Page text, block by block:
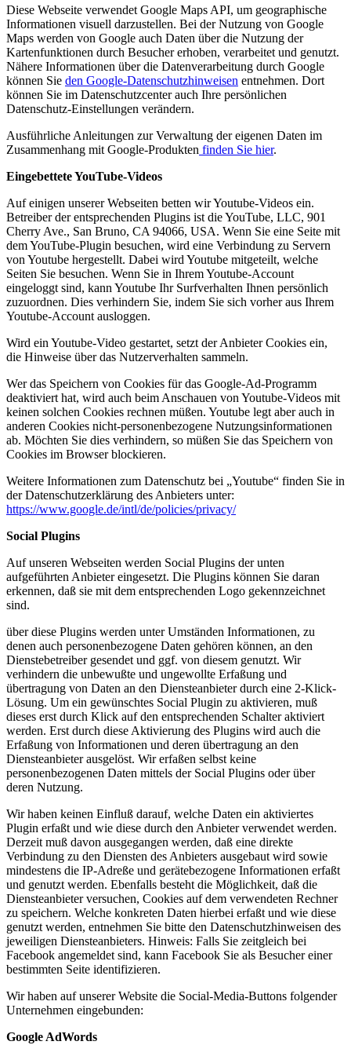
Diese Webseite verwendet Google Maps API, um geographische
Informationen visuell darzustellen. Bei der Nutzung von Google
Maps werden von Google auch Daten über die Nutzung der
Kartenfunktionen durch Besucher erhoben, verarbeitet und genutzt.
Nähere Informationen über die Datenverarbeitung durch Google
können Sie den Google-Datenschutzhinweisen entnehmen. Dort
können Sie im Datenschutzcenter auch Ihre persönlichen
Datenschutz-Einstellungen verändern.
Ausführliche Anleitungen zur Verwaltung der eigenen Daten im
Zusammenhang mit Google-Produkten finden Sie hier.
Eingebettete YouTube-Videos
Auf einigen unserer Webseiten betten wir Youtube-Videos ein.
Betreiber der entsprechenden Plugins ist die YouTube, LLC, 901
Cherry Ave., San Bruno, CA 94066, USA. Wenn Sie eine Seite mit
dem YouTube-Plugin besuchen, wird eine Verbindung zu Servern
von Youtube hergestellt. Dabei wird Youtube mitgeteilt, welche
Seiten Sie besuchen. Wenn Sie in Ihrem Youtube-Account
eingeloggt sind, kann Youtube Ihr Surfverhalten Ihnen persönlich
zuzuordnen. Dies verhindern Sie, indem Sie sich vorher aus Ihrem
Youtube-Account ausloggen.
Wird ein Youtube-Video gestartet, setzt der Anbieter Cookies ein,
die Hinweise über das Nutzerverhalten sammeln.
Wer das Speichern von Cookies für das Google-Ad-Programm
deaktiviert hat, wird auch beim Anschauen von Youtube-Videos mit
keinen solchen Cookies rechnen müßen. Youtube legt aber auch in
anderen Cookies nicht-personenbezogene Nutzungsinformationen
ab. Möchten Sie dies verhindern, so müßen Sie das Speichern von
Cookies im Browser blockieren.
Weitere Informationen zum Datenschutz bei „Youtube“ finden Sie in
der Datenschutzerklärung des Anbieters unter:
https://www.google.de/intl/de/policies/privacy/
Social Plugins
Auf unseren Webseiten werden Social Plugins der unten
aufgeführten Anbieter eingesetzt. Die Plugins können Sie daran
erkennen, daß sie mit dem entsprechenden Logo gekennzeichnet
sind.
über diese Plugins werden unter Umständen Informationen, zu
denen auch personenbezogene Daten gehören können, an den
Dienstebetreiber gesendet und ggf. von diesem genutzt. Wir
verhindern die unbewußte und ungewollte Erfaßung und
übertragung von Daten an den Diensteanbieter durch eine 2-Klick-
Lösung. Um ein gewünschtes Social Plugin zu aktivieren, muß
dieses erst durch Klick auf den entsprechenden Schalter aktiviert
werden. Erst durch diese Aktivierung des Plugins wird auch die
Erfaßung von Informationen und deren übertragung an den
Diensteanbieter ausgelöst. Wir erfaßen selbst keine
personenbezogenen Daten mittels der Social Plugins oder über
deren Nutzung.
Wir haben keinen Einfluß darauf, welche Daten ein aktiviertes
Plugin erfaßt und wie diese durch den Anbieter verwendet werden.
Derzeit muß davon ausgegangen werden, daß eine direkte
Verbindung zu den Diensten des Anbieters ausgebaut wird sowie
mindestens die IP-Adreße und gerätebezogene Informationen erfaßt
und genutzt werden. Ebenfalls besteht die Möglichkeit, daß die
Diensteanbieter versuchen, Cookies auf dem verwendeten Rechner
zu speichern. Welche konkreten Daten hierbei erfaßt und wie diese
genutzt werden, entnehmen Sie bitte den Datenschutzhinweisen des
jeweiligen Diensteanbieters. Hinweis: Falls Sie zeitgleich bei
Facebook angemeldet sind, kann Facebook Sie als Besucher einer
bestimmten Seite identifizieren.
Wir haben auf unserer Website die Social-Media-Buttons folgender
Unternehmen eingebunden:
Google AdWords